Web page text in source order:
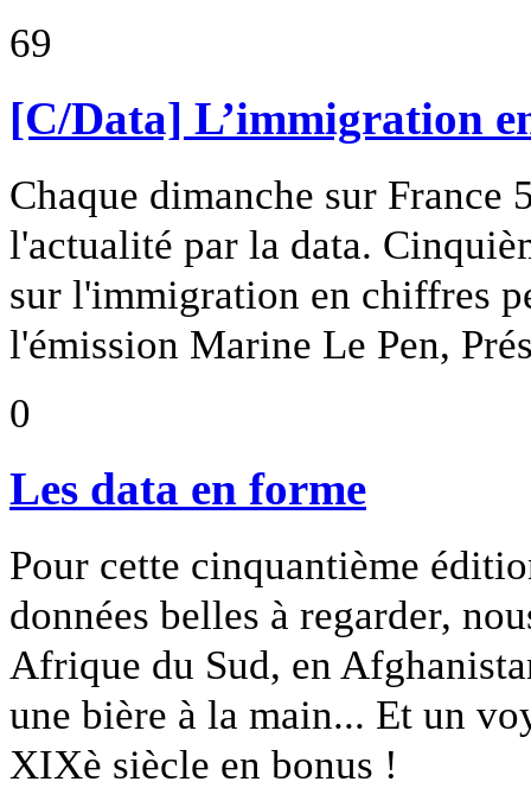
69
[C/Data] L’immigration
Chaque dimanche sur
l'actualité par la data.
sur l'immigration en chiffres
l'émission Marine Le Pen,
0
Les data en forme
Pour cette cinquantième
données belles à regarder,
Afrique du Sud, en
une bière à la main... Et un
XIXè siècle en bonus !